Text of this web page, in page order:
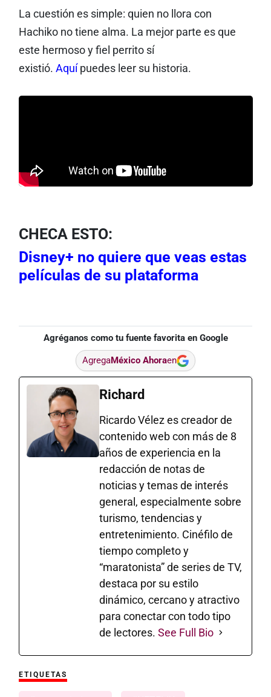
La cuestión es simple: quien no llora con
Hachiko no tiene alma. La mejor parte es que
este hermoso y fiel perrito sí
existió. Aquí puedes leer su historia.
CHECA ESTO:
Disney+ no quiere que veas estas
películas de su plataforma
Agréganos como tu fuente favorita en Google
AgregaMéxico Ahoraen
Richard
Ricardo Vélez es creador de
contenido web con más de 8
años de experiencia en la
redacción de notas de
noticias y temas de interés
general, especialmente sobre
turismo, tendencias y
entretenimiento. Cinéfilo de
tiempo completo y
“maratonista” de series de TV,
destaca por su estilo
dinámico, cercano y atractivo
para conectar con todo tipo
de lectores. See Full Bio
ETIQUETAS